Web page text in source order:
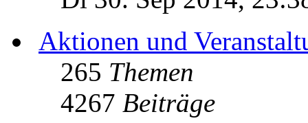
Aktionen und
265 Themen
4267 Beiträge